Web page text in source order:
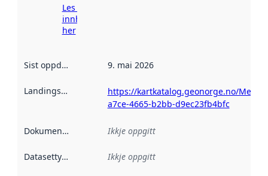
Les meir om
innhenting
her
Sist oppdatert 9. mai 2026
Landingsside
https://kartkatalog.geonorge.no/
a7ce-4665-b2bb-d9ec23fb4bfc
Dokumentasjon Ikkje oppgitt
Datasettype Ikkje oppgitt